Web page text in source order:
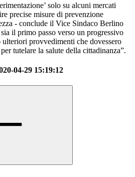
solo su alcuni mercati
precise misure di prevenzione
- conclude il Vice Sindaco Berlino
il primo passo verso un progressivo
provvedimenti che dovessero
tutelare la salute della cittadinanza”.
04-29 15:19:12